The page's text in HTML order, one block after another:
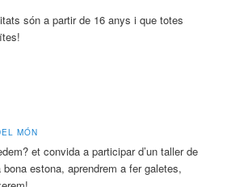
són a partir de 16 anys i que totes
MÓN
et convida a participar d’un taller de
estona, aprendrem a fer galetes,